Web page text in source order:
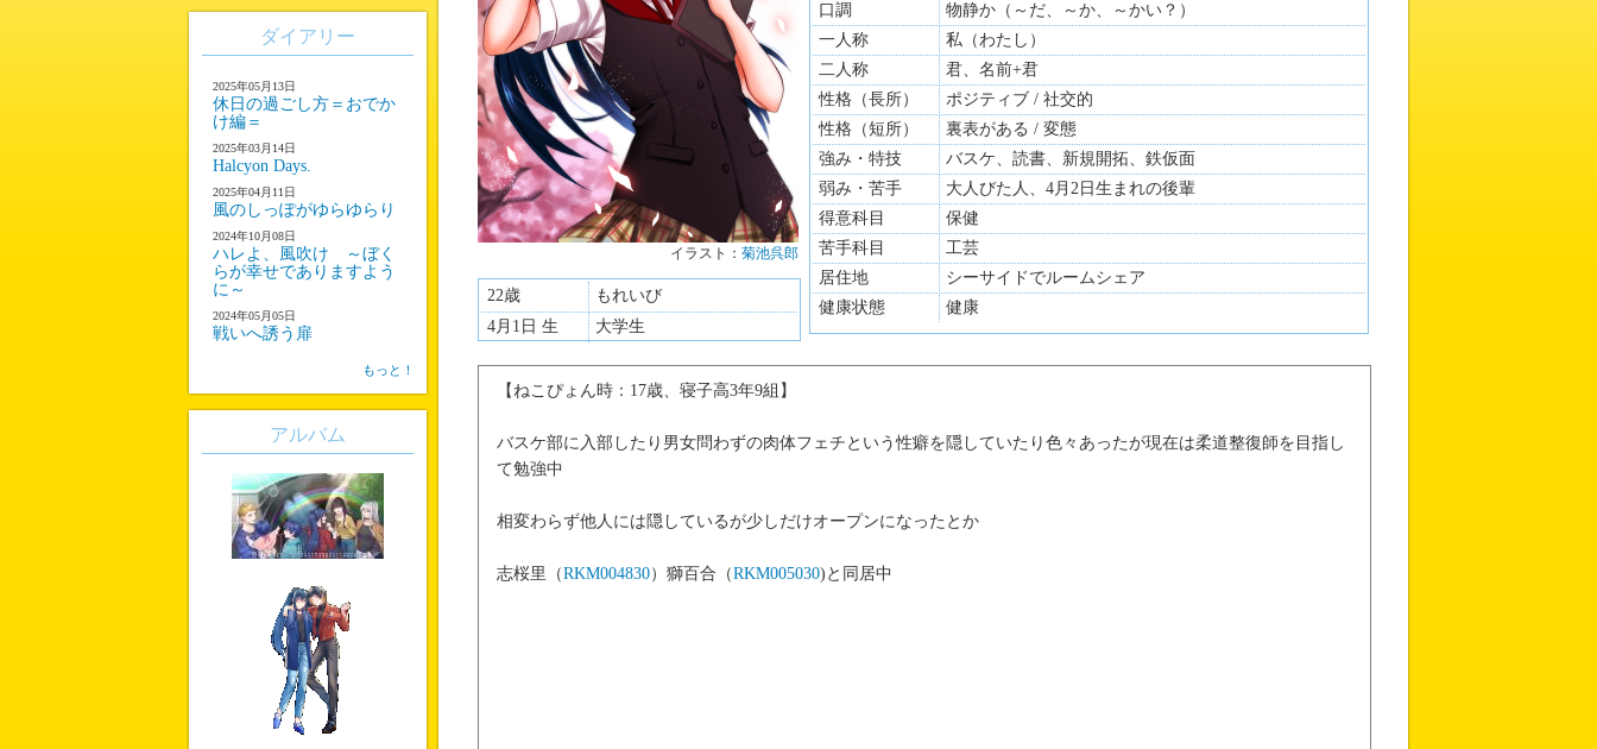
イラスト： 菊池呉郎 イラスト：
22歳
もれいび
4月1日 生
大学生
口調
物静か（～だ、～か、～かい？）
一人称
私（わたし）
二人称
君、名前+君
性格（長所）
ポジティブ / 社交的
性格（短所）
裏表がある / 変態
強み・特技
バスケ、読書、新規開拓、鉄仮面
弱み・苦手
大人びた人、4月2日生まれの後輩
得意科目
保健
苦手科目
工芸
居住地
シーサイドでルームシェア
健康状態
健康
【ねこぴょん時：17歳、寝子高3年9組】
バスケ部に入部したり男女問わずの肉体フェチという性癖を隠していたり色々あったが現在は柔道整復師を目指し
て勉強中
相変わらず他人には隠しているが少しだけオープンになったとか
志桜里（RKM004830）獅百合（RKM005030)と同居中
ダイアリー
2025年05月13日
休日の過ごし方＝おでか
け編＝
2025年03月14日
Halcyon Days.
2025年04月11日
風のしっぽがゆらゆらり
2024年10月08日
ハレよ、風吹け ～ぼく
らが幸せでありますよう
に～
2024年05月05日
戦いへ誘う扉
もっと！
アルバム